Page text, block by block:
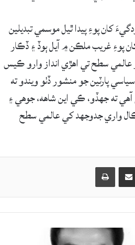
کان پوءِ پيدا ٿيل موسمي تبديلين
پوءِ غريب ملڪن ۾ آيل ٻوڏ ۽ ڏڪار
سطح تي اهڙي انداز وارو ڪيس
پارٽين جو منشور ڏٺو ويندو ته
ته جهڏو، ڪي اين شاهه، جوهي ۽
واري جدوجهد کي عالمي سطح
حصيداري ڪريو اي ميل ذريعي